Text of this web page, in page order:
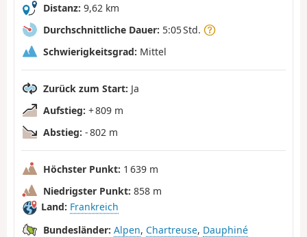
Distanz: 9,62 km
Durchschnittliche Dauer: 5:05 Std.
Schwierigkeitsgrad: Mittel
Zurück zum Start: Ja
Aufstieg: + 809 m
Abstieg: - 802 m
Höchster Punkt: 1 639 m
Niedrigster Punkt: 858 m
Land: Frankreich
Bundesländer: Alpen, Chartreuse, Dauphiné